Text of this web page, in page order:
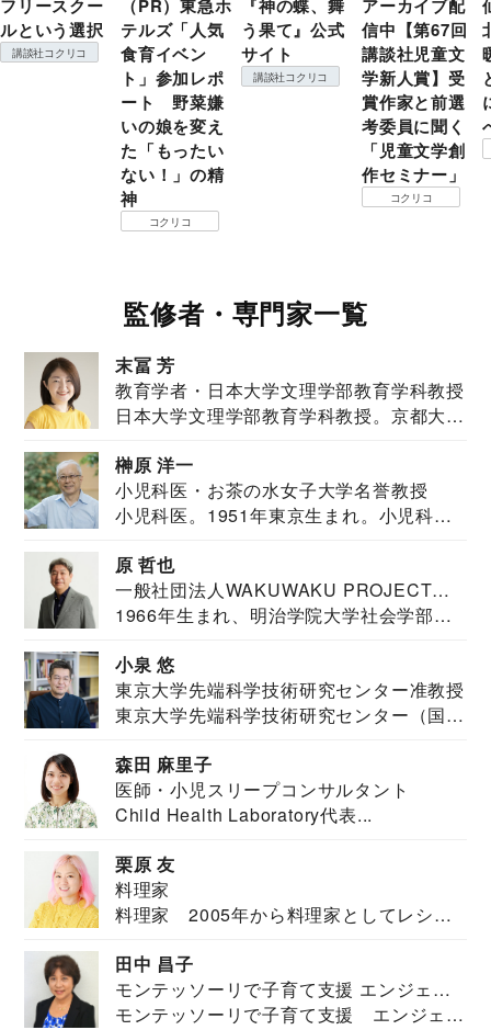
フリースクー
ルという選択
講談社コクリコ
（PR）東急ホ
テルズ「人気
食育イベン
ト」参加レポ
ート 野菜嫌
いの娘を変え
た「もったい
ない！」の精
神
コクリコ
『神の蝶、舞
う果て』公式
サイト
講談社コクリコ
アーカイブ配
信中【第67回
講談社児童文
学新人賞】受
賞作家と前選
考委員に聞く
「児童文学創
作セミナー」
コクリコ
監修者・専門家一覧
末冨 芳
教育学者・日本大学文理学部教育学科教授
日本大学文理学部教育学科教授。京都大学
榊原 洋一
小児科医・お茶の水女子大学名誉教授
小児科医。1951年東京生まれ。小児科
原 哲也
一般社団法人WAKUWAKU PROJECT
JAPAN代表・言語聴覚士・社会福祉士
1966年生まれ、明治学院大学社会学部福
小泉 悠
東京大学先端科学技術研究センター准教授
東京大学先端科学技術研究センター（国際
森田 麻里子
医師・小児スリープコンサルタント
Child Health Laboratory代表...
栗原 友
料理家
料理家 2005年から料理家としてレシピ
田中 昌子
モンテッソーリで子育て支援 エンジェル
ズハウス研究所所長
モンテッソーリで子育て支援 エンジェル